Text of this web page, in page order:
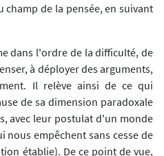
de la pensée, en suivant
dans l'ordre de la difficulté, de
à déployer des arguments,
Il relève ainsi de ce qui
de sa dimension paradoxale
avec leur postulat d'un monde
empêchent sans cesse de
établie). De ce point de vue,